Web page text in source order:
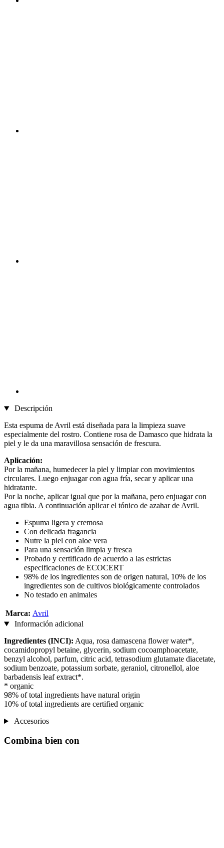
Descripción
Esta espuma de Avril está diseñada para la limpieza suave
especialmente del rostro. Contiene rosa de Damasco que hidrata la
piel y le da una maravillosa sensación de frescura.
Aplicación:
Por la mañana, humedecer la piel y limpiar con movimientos
circulares. Luego enjuagar con agua fría, secar y aplicar una
hidratante.
Por la noche, aplicar igual que por la mañana, pero enjuagar con
agua tibia. A continuación aplicar el tónico de azahar de Avril.
Espuma ligera y cremosa
Con delicada fragancia
Nutre la piel con aloe vera
Para una sensación limpia y fresca
Probado y certificado de acuerdo a las estrictas
especificaciones de ECOCERT
98% de los ingredientes son de origen natural, 10% de los
ingredientes son de cultivos biológicamente controlados
No testado en animales
Marca: Avril
Información adicional
Ingredientes (INCI): Aqua, rosa damascena flower water*,
cocamidopropyl betaine, glycerin, sodium cocoamphoacetate,
benzyl alcohol, parfum, citric acid, tetrasodium glutamate diacetate,
sodium benzoate, potassium sorbate, geraniol, citronellol, aloe
barbadensis leaf extract*.
* organic
98% of total ingredients have natural origin
10% of total ingredients are certified organic
Accesorios
Combina bien con